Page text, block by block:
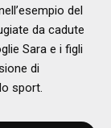
del
da cadute
Sara e i figli
di
sport.